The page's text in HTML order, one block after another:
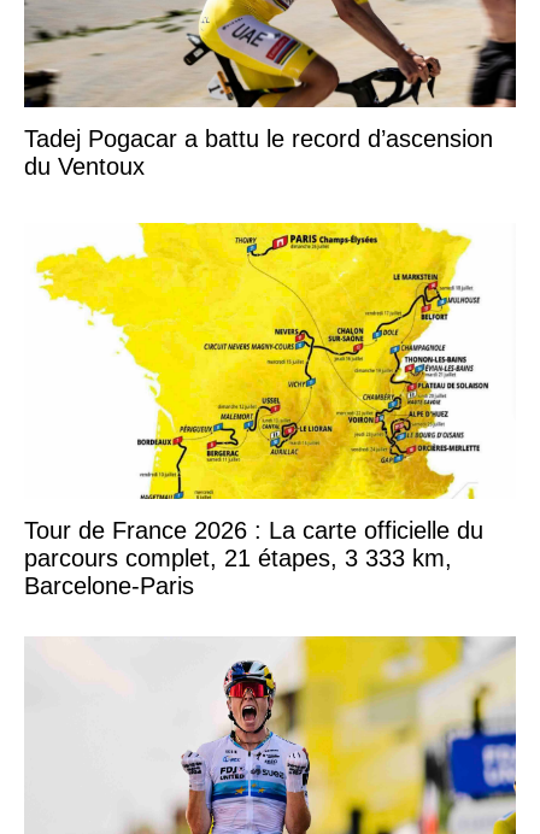
Tadej Pogacar a battu le record d’ascension
du Ventoux
Tour de France 2026 : La carte officielle du
parcours complet, 21 étapes, 3 333 km,
Barcelone-Paris